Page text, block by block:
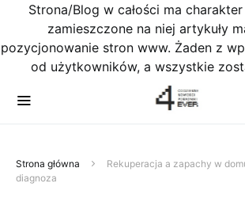
Strona/Blog w całości ma
zamieszczone na niej artykuły
pozycjonowanie stron www. Żaden z
od użytkowników, a wszystkie
Strona główna
Rekuperacja a zapachy w
diagnoza